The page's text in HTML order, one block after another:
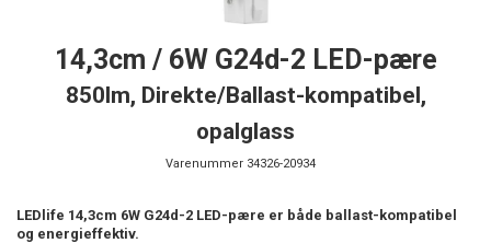
14,3cm / 6W G24d-2 LED-pære
850lm, Direkte/Ballast-kompatibel,
opalglass
Varenummer 34326-20934
LEDlife 14,3cm 6W G24d-2 LED-pære er både ballast-kompatibel
og energieffektiv.